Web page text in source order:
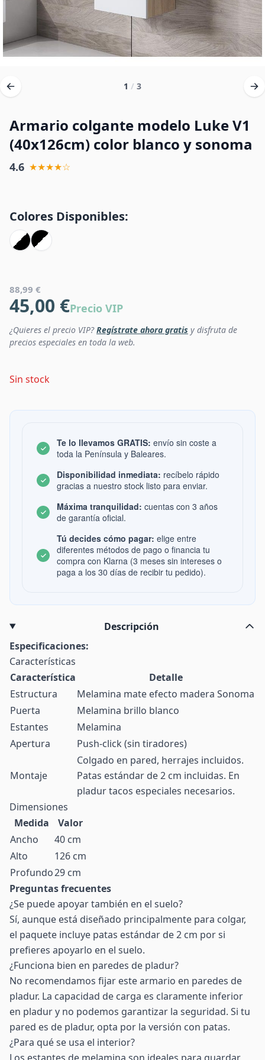
1 / 3
Armario colgante modelo Luke V1
(40x126cm) color blanco y sonoma
4.6 ★★★★☆
Colores Disponibles:
88,99 €
45,00 €Precio VIP
¿Quieres el precio VIP?Regístrate ahora gratis y disfruta de
precios especiales en toda la web.
Sin stock
Te lo llevamos GRATIS: envío sin coste a
toda la Península y Baleares.
Disponibilidad inmediata: recíbelo rápido
gracias a nuestro stock listo para enviar.
Máxima tranquilidad: cuentas con 3 años
de garantía oficial.
Tú decides cómo pagar: elige entre
diferentes métodos de pago o financia tu
compra con Klarna (3 meses sin intereses o
paga a los 30 días de recibir tu pedido).
Descripción
Especificaciones:
Características
Característica
Detalle
Estructura
Melamina mate efecto madera Sonoma
Puerta
Melamina brillo blanco
Estantes
Melamina
Apertura
Push-click (sin tiradores)
Montaje
Colgado en pared, herrajes incluidos.
Patas estándar de 2 cm incluidas. En
pladur tacos especiales necesarios.
Dimensiones
Medida
Valor
Ancho
40 cm
Alto
126 cm
Profundo29 cm
Preguntas frecuentes
¿Se puede apoyar también en el suelo?
Sí, aunque está diseñado principalmente para colgar,
el paquete incluye patas estándar de 2 cm por si
prefieres apoyarlo en el suelo.
¿Funciona bien en paredes de pladur?
No recomendamos fijar este armario en paredes de
pladur. La capacidad de carga es claramente inferior
en pladur y no podemos garantizar la seguridad. Si tu
pared es de pladur, opta por la versión con patas.
¿Para qué se usa el interior?